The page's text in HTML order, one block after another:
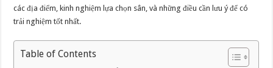
Nghiệp
các địa điểm, kinh nghiệm lựa chọn sân, và những điều cần lưu ý để có
trải nghiệm tốt nhất.
Table of Contents